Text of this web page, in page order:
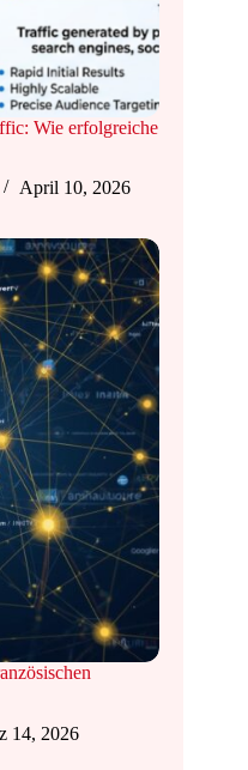
Wie erfolgreiche
April 10, 2026
14, 2026